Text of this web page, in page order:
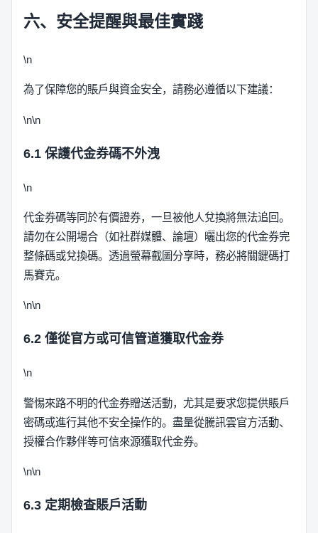
六、安全提醒與最佳實踐
\n
為了保障您的賬戶與資金安全，請務必遵循以下建議：
\n\n
6.1 保護代金券碼不外洩
\n
代金券碼等同於有價證券，一旦被他人兌換將無法追回。
請勿在公開場合（如社群媒體、論壇）曬出您的代金券完
整條碼或兌換碼。透過螢幕截圖分享時，務必將關鍵碼打
馬賽克。
\n\n
6.2 僅從官方或可信管道獲取代金券
\n
警惕來路不明的代金券贈送活動，尤其是要求您提供賬戶
密碼或進行其他不安全操作的。盡量從騰訊雲官方活動、
授權合作夥伴等可信來源獲取代金券。
\n\n
6.3 定期檢查賬戶活動